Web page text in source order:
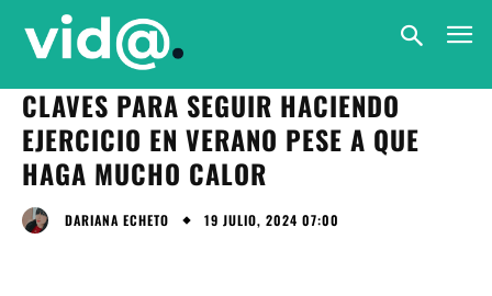
CLAVES PARA SEGUIR HACIENDO
EJERCICIO EN VERANO PESE A QUE
HAGA MUCHO CALOR
DARIANA ECHETO 19 JULIO, 2024 07:00